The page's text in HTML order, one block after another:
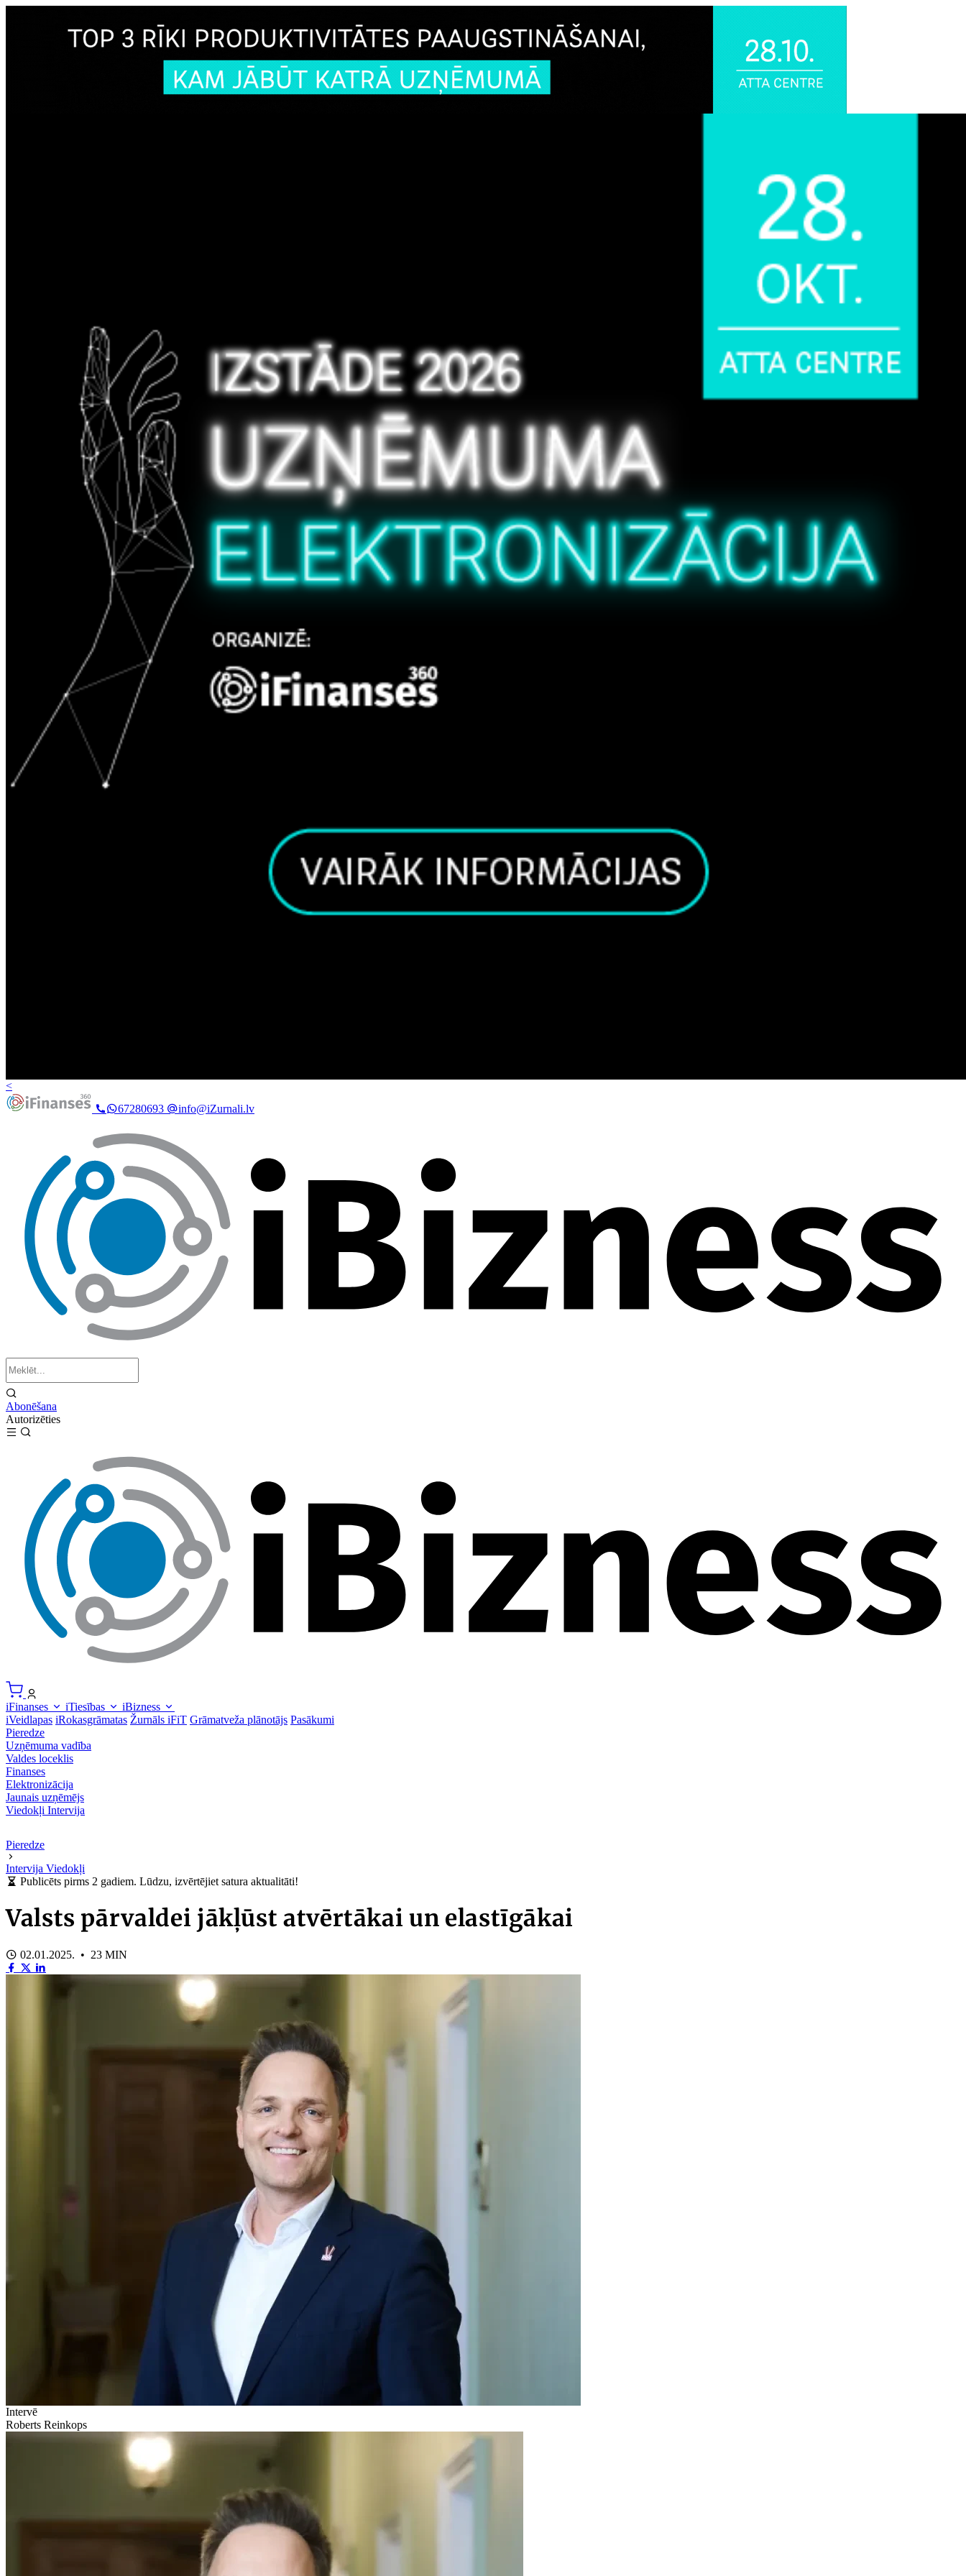
<
67280693
info@iZurnali.lv
Abonēšana
Autorizēties
iFinanses iTiesības
iBizness
iVeidlapas iRokasgrāmatas Žurnāls iFiT Grāmatveža plānotājs Pasākumi
Pieredze
Uzņēmuma vadība
Valdes loceklis
Finanses
Elektronizācija
Jaunais uzņēmējs
Viedokļi Intervija
Pieredze
Intervija Viedokļi
Publicēts pirms 2 gadiem. Lūdzu, izvērtējiet satura aktualitāti!
Valsts pārvaldei jākļūst atvērtākai un elastīgākai
02.01.2025. • 23 MIN
Intervē
Roberts Reinkops